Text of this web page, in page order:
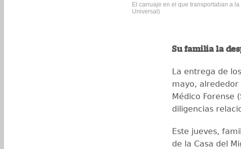
El carruaje en el que transportaban a
Universal)
Su familia la
La entrega de
mayo, alrededor
Médico Forense
diligencias
Este jueves,
de la Casa del